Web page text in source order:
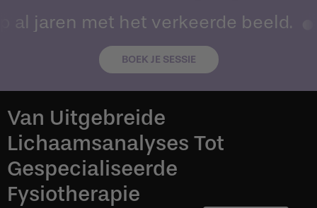
jaren met het verkeerde beeld.
BOEK JE SESSIE
Van Uitgebreide
Lichaamsanalyses Tot
Gespecialiseerde
Fysiotherapie